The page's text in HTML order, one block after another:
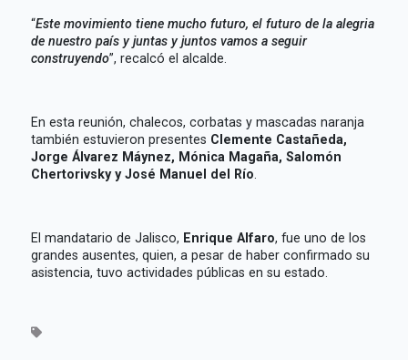
“Este movimiento tiene mucho futuro, el futuro de la alegria
de nuestro país y juntas y juntos vamos a seguir
construyendo”, recalcó el alcalde.
En esta reunión, chalecos, corbatas y mascadas naranja
también estuvieron presentes Clemente Castañeda,
Jorge Álvarez Máynez, Mónica Magaña, Salomón
Chertorivsky y José Manuel del Río
El mandatario de Jalisco, Enrique Alfaro, fue uno de los
grandes ausentes, quien, a pesar de haber confirmado su
asistencia, tuvo actividades públicas en su estado.